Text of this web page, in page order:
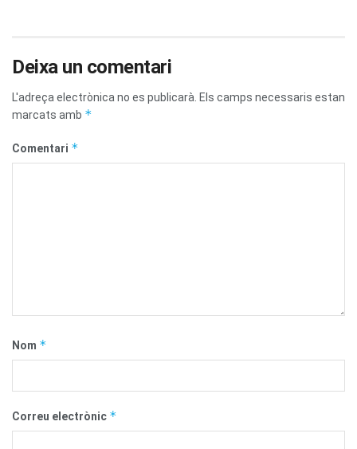
Deixa un comentari
L'adreça electrònica no es publicarà. Els camps necessaris estan
marcats amb *
Comentari *
Nom *
Correu electrònic *